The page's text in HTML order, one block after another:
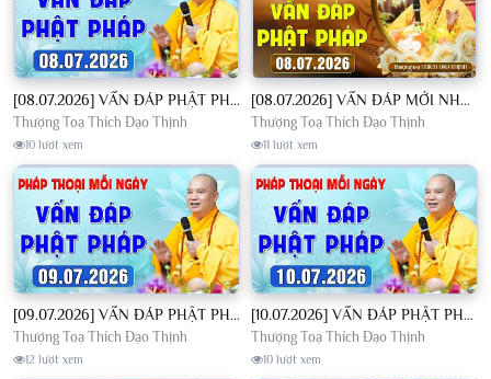
[08.07.2026] VẤN ĐÁP PHẬT PHÁP - Nghe Thầy giảng Pháp mỗi ngày CÔNG ĐỨC VÔ LƯỢNG│TT. Thích Đạo Thịnh
Thượng Toạ Thích Đạo Thịnh
10 lượt xem
[08.07.2026] VẤN ĐÁP MỚI NHẤT - Pháp Hội Địa Tạng Chùa Khai Nguyên | TT. Thích Đạo Thịnh
Thượng Toạ Thích Đạo Thịnh
11 lượt xem
[09.07.2026] VẤN ĐÁP PHẬT PHÁP - Nghe Thầy giảng Pháp mỗi ngày CÔNG ĐỨC VÔ LƯỢNG│TT. Thích Đạo Thịnh
Thượng Toạ Thích Đạo Thịnh
12 lượt xem
[10.07.2026] VẤN ĐÁP PHẬT PHÁP - Nghe Thầy giảng Pháp mỗi ngày CÔNG ĐỨC VÔ LƯỢNG│TT. Thích Đạo Thịnh
Thượng Toạ Thích Đạo Thịnh
10 lượt xem